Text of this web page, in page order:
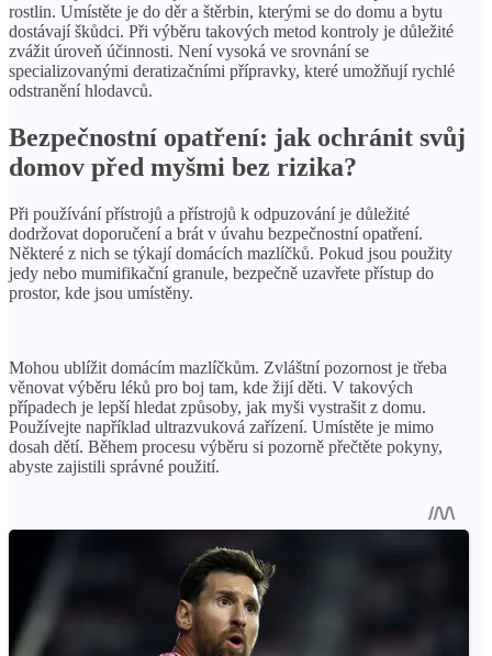
rostlin. Umístěte je do děr a štěrbin, kterými se do domu a bytu
dostávají škůdci. Při výběru takových metod kontroly je důležité
zvážit úroveň účinnosti. Není vysoká ve srovnání se
specializovanými deratizačními přípravky, které umožňují rychlé
odstranění hlodavců.
Bezpečnostní opatření: jak ochránit svůj
domov před myšmi bez rizika?
Při používání přístrojů a přístrojů k odpuzování je důležité
dodržovat doporučení a brát v úvahu bezpečnostní opatření.
Některé z nich se týkají domácích mazlíčků. Pokud jsou použity
jedy nebo mumifikační granule, bezpečně uzavřete přístup do
prostor, kde jsou umístěny.
Mohou ublížit domácím mazlíčkům. Zvláštní pozornost je třeba
věnovat výběru léků pro boj tam, kde žijí děti. V takových
případech je lepší hledat způsoby, jak myši vystrašit z domu.
Používejte například ultrazvuková zařízení. Umístěte je mimo
dosah dětí. Během procesu výběru si pozorně přečtěte pokyny,
abyste zajistili správné použití.